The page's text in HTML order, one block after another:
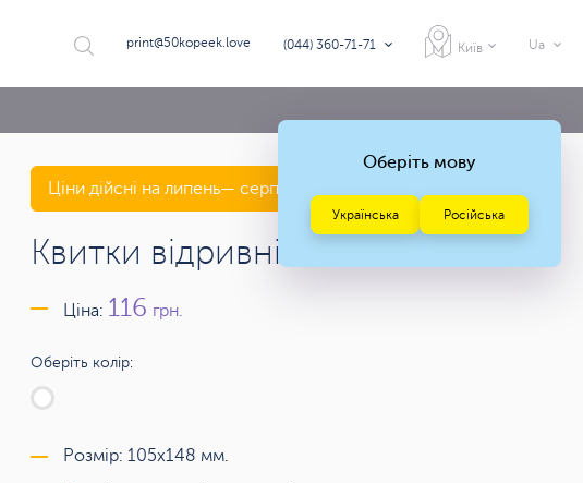
print@50kopeek.love (044) 360-71-71 Київ Ua
Ціни дійсні на липень— серпень 2026 року
Квитки відривні А6
Ціна: 116 грн.
Оберіть колір:
Розмір: 105х148 мм.
Оберіть мову
Українська Російська